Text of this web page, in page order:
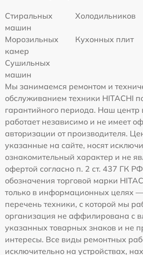
Стиральных
машин
Холодильников
Морозильных
камер
Кухонных плит
Сушильных
машин
Мы занимаемся ремонтом и
обслуживанием техники HITACHI
гарантийного периода. Наш центр
работает независимо и не имеет
авторизации от производителя.
указанные на сайте, носят
ознакомительный характер и не
офертой согласно п. 2 ст. 437 ГК
обозначения торговой марки
только в информационных целях —
перечень техники, с которой мы
организация не аффилирована с
указанных товарных знаков и не
интересы. Все виды ремонтных
исключительно на устройствах,